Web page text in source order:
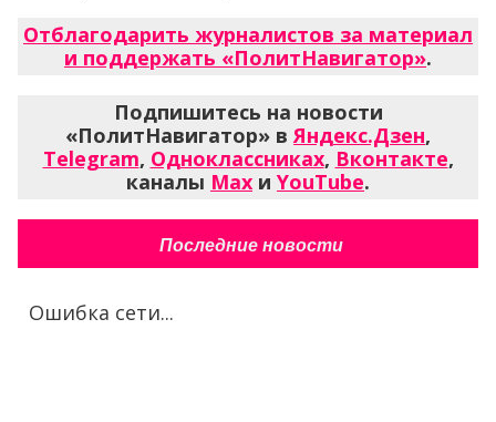
Отблагодарить журналистов за материал
и поддержать «ПолитНавигатор».
Подпишитесь на новости
«ПолитНавигатор» в Яндекс.Дзен,
Telegram, Одноклассниках, Вконтакте,
каналы Max и YouTube.
Последние новости
Ошибка сети...